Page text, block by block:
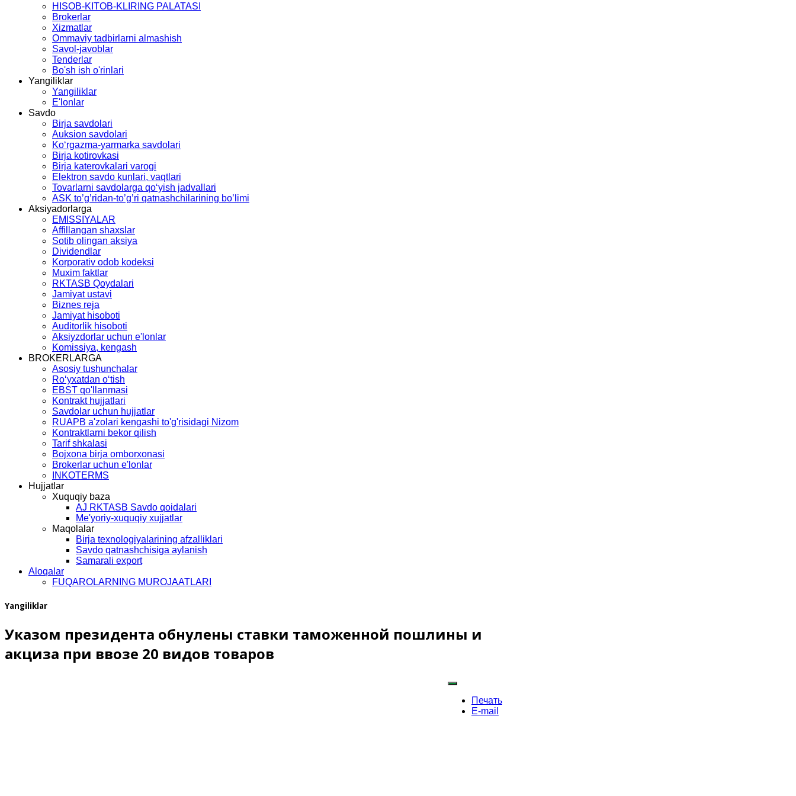
HISOB-KITOB-KLIRING PALATASI
Brokerlar
Xizmatlar
Ommaviy tadbirlarni almashish
Savol-javoblar
Tenderlar
Bo'sh ish o'rinlari
Yangiliklar
Yangiliklar
E'lonlar
Savdo
Birja savdolari
Auksion savdolari
Ko‘rgаzmа-yarmаrkа sаvdolаri
Birja kotirovkasi
Birja katerovkalari varogi
Elektron savdo kunlari, vaqtlari
Tovarlarni savdolarga qo‘yish jadvallari
ASK to’g’ridan-to’g’ri qatnashchilarining bo’limi
Aksiyadorlarga
EMISSIYALAR
Affillangan shaxslar
Sotib olingan aksiya
Dividendlar
Korporativ odob kodeksi
Muxim faktlar
RKTASB Qoydalari
Jamiyat ustavi
Biznes reja
Jamiyat hisoboti
Auditorlik hisoboti
Aksiyzdorlar uchun e'lonlar
Komissiya, kengash
BROKERLARGA
Asosiy tushunchalar
Ro‘yхаtdаn o‘tish
EBST qo'llanmasi
Kontrаkt hujjаtlаri
Savdolar uchun hujjatlar
RUAPB a'zolari kengashi to'g'risidagi Nizom
Kontraktlarni bekor qilish
Tarif shkalasi
Bojxona birja omborxonasi
Brokerlar uchun e'lonlar
INKOTERMS
Hujjatlar
Xuquqiy baza
AJ RKTASB Savdo qoidalari
Me'yoriy-xuquqiy xujjatlar
Maqolalar
Birja texnologiyalarining afzalliklari
Savdo qatnashchisiga aylanish
Samarali export
Aloqalar
FUQAROLARNING MUROJAATLARI
Yangiliklar
Указом президента обнулены ставки таможенной пошлины и
акциза при ввозе 20 видов товаров
Печать
E-mail